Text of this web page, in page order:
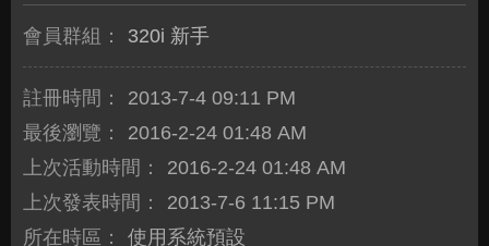
會員群組： 320i 新手
註冊時間：
2013-7-4 09:11 PM
最後瀏覽：
2016-2-24 01:48 AM
上次活動時間：
2016-2-24 01:48 AM
上次發表時間：
2013-7-6 11:15 PM
所在時區：
使用系統預設